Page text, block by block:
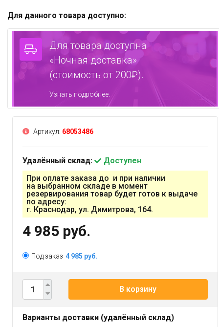
Для данного товара доступно:
Для товара доступна
«Ночная доставка»
(стоимость от 200₽).
Узнать подробнее.
Артикул: 68053486
Удалённый склад:
Доступен
При оплате заказа до и при наличии
на выбранном складе в момент
резервирования товар будет готов к выдаче
по адресу:
г. Краснодар, ул. Димитрова, 164.
4 985 руб.
Под заказ 4 985 руб.
В корзину
Варианты доставки (удалённый склад)